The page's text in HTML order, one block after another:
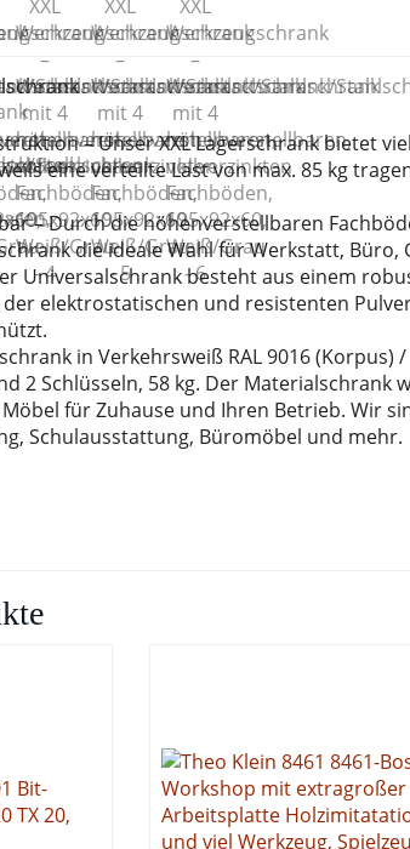
– Unser XXL Lagerschrank bietet
eine verteilte Last von max. 85 kg
– Durch die höhenverstellbaren
die ideale Wahl für Werkstatt, Büro,
Universalschrank besteht aus einem
elektrostatischen und resistenten
in Verkehrsweiß RAL 9016 (Korpus)
2 Schlüsseln, 58 kg. Der
Möbel für Zuhause und Ihren Betrieb. Wir
Schulausstattung, Büromöbel und mehr.